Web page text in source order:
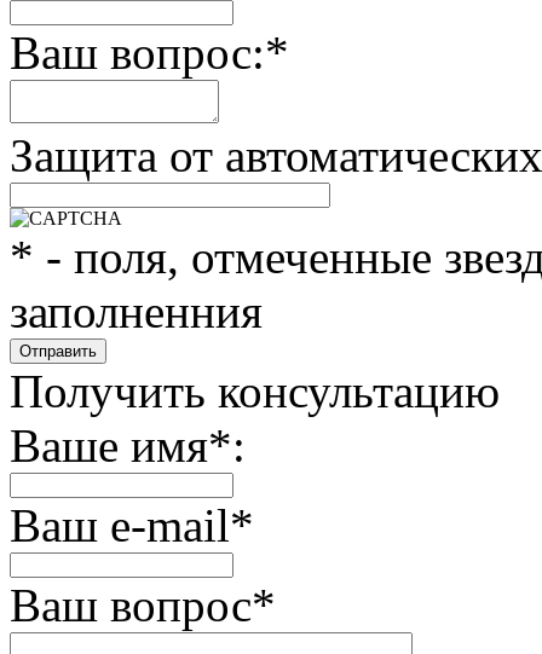
Ваш вопрос:*
Защита от
* - поля, отмеченные
заполненния
Получить консультацию
Ваше имя*:
Ваш e-mail*
Ваш вопрос*